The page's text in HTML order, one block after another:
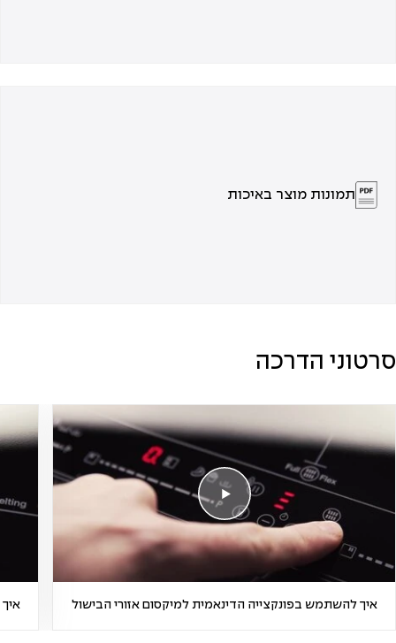
תמונות מוצר באיכות
סרטוני הדרכה
איך להשתמש בפונקצייה הדינאמית למיקסום אזורי הבישול